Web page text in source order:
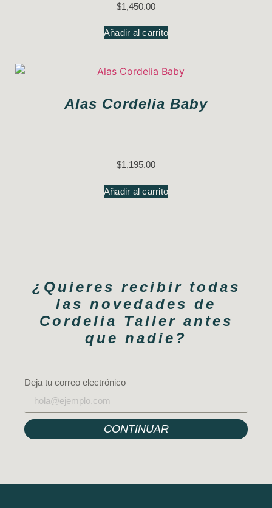
$1,450.00
Añadir al carrito
Alas Cordelia Baby
$1,195.00
Añadir al carrito
¿Quieres recibir todas
las novedades de
Cordelia Taller antes
que nadie?
Deja tu correo electrónico
CONTINUAR